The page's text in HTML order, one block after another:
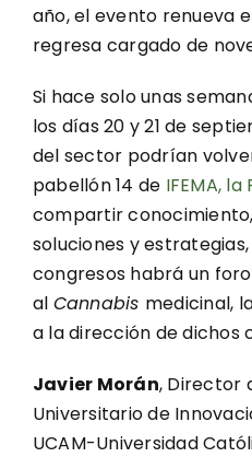
año, el evento renueva
regresa cargado de
Si hace solo unas
los días 20 y 21 de
del sector podrían
pabellón 14 de IFEMA,
compartir
soluciones y
congresos habrá un
al Cannabis medicinal,
a la dirección de dichos
Javier Morán, Director
Universitario de
UCAM-Universidad